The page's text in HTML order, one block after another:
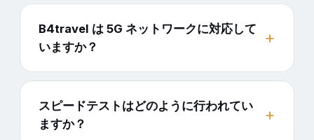
B4travel は 5G ネットワークに対応して
いますか？
スピードテストはどのように行われてい
ますか？